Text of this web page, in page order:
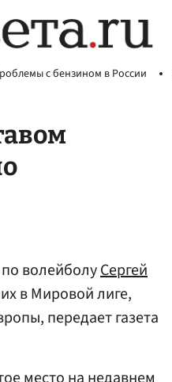
с бензином в России
волейболуСергей
в Мировой лиге,
передает газета